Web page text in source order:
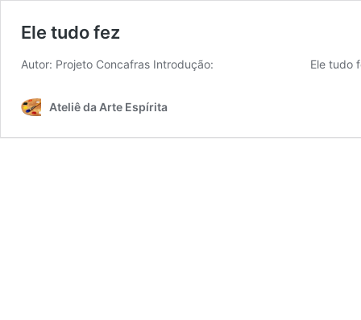
Ele tudo fez
Autor: Projeto Concafras Introdução: ­ Ele
Ateliê da Arte Espírita